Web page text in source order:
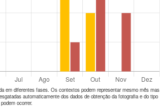
em diferentes fases. Os contextos podem representar mesmo mês mas
automaticamente dos dados de obtenção da fotografia e do tipo
ocorrer.